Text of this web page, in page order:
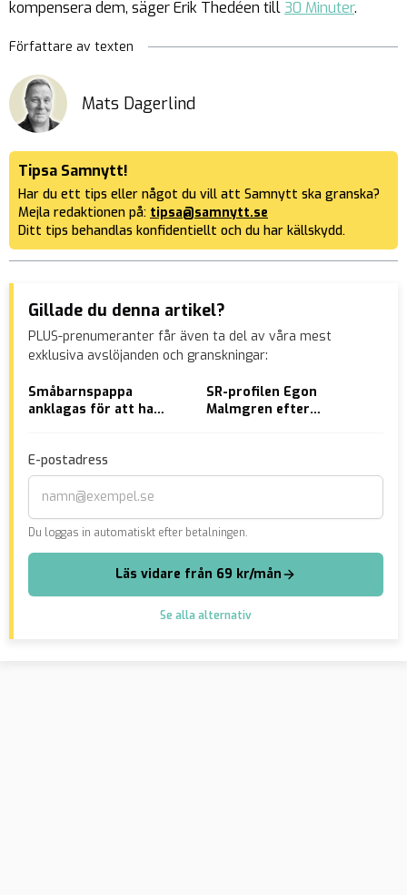
kompensera dem, säger Erik Thedéen till30 Minuter.
Författare av texten
Mats Dagerlind
Tipsa Samnytt!
Har du ett tips eller något du vill att Samnytt ska granska?
Mejla redaktionen på: tipsa@samnytt.se
Ditt tips behandlas konfidentiellt och du har källskydd.
Gillade du denna artikel?
PLUS-prenumeranter får även ta del av våra mest
exklusiva avslöjanden och granskningar:
Småbarnspappa
anklagas för att ha
SR-profilen Egon
Malmgren efter
E-postadress
Du loggas in automatiskt efter betalningen.
Läs vidare från 69 kr/mån
Se alla alternativ